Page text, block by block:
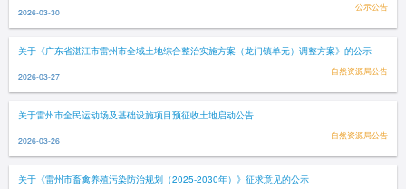
2026-03-30 公示公告
关于《广东省湛江市雷州市全域土地综合整治实施方案（龙门镇单元）调整方案》的公示
2026-03-27 自然资源局公告
关于雷州市全民运动场及基础设施项目预征收土地启动公告
2026-03-26 自然资源局公告
关于《雷州市畜禽养殖污染防治规划（2025-2030年）》征求意见的公示